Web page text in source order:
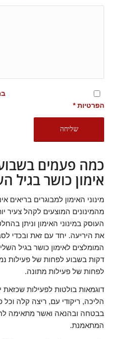
הפרטיות *
כמה פעמים
אימון כושר בגיל
מינוני האימון למבוגרים בריאים
מהמינונים המוצעים לקהל צעיר
העוסק במינוני האימון וניתן
את היריעה. יחד עם זאת ובכדי
לפחות של פעילות מתונה.
דוגמאות בולטות לפעילות שכזאת
הליכה, ריקודי עם, ריצה קלה וכל
בבטחה ובהנאה ואשר מתאימה
המתאמנת.